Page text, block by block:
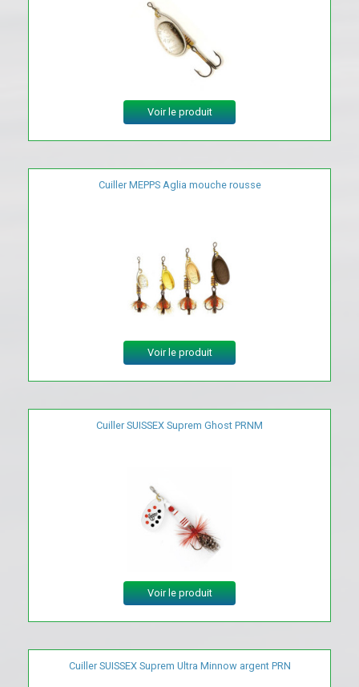
Voir le produit
Cuiller MEPPS Aglia mouche rousse
Voir le produit
Cuiller SUISSEX Suprem Ghost PRNM
Voir le produit
Cuiller SUISSEX Suprem Ultra Minnow argent PRN